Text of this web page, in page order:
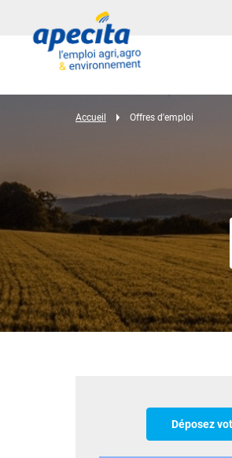
Accueil Offres d'emploi
Déposez